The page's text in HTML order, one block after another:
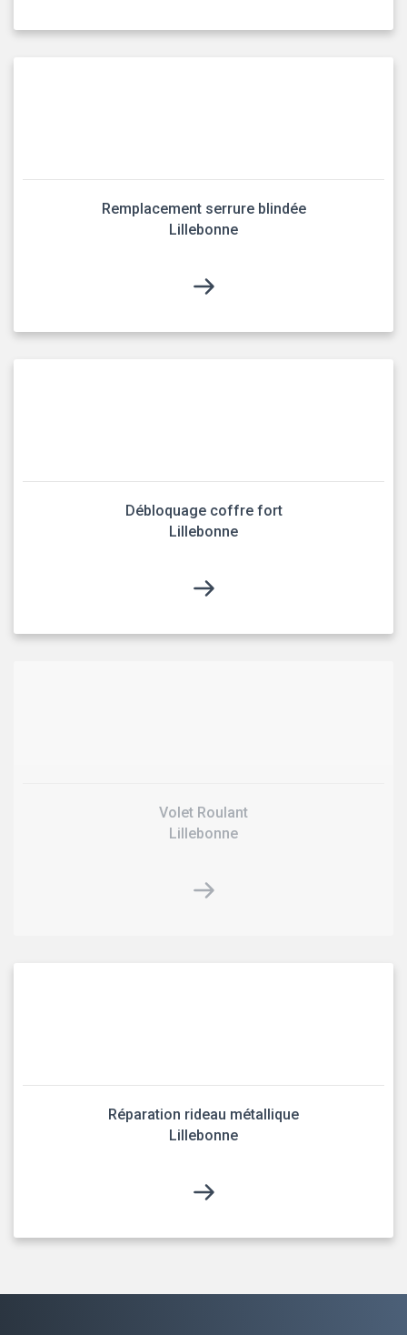
Remplacement serrure blindée
Lillebonne
Débloquage coffre fort
Lillebonne
Volet Roulant
Lillebonne
Réparation rideau métallique
Lillebonne